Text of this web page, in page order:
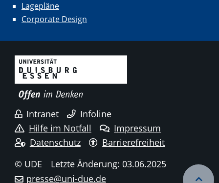
Lagepläne
Corporate Design
Intranet
Infoline
Hilfe im Notfall
Impressum
Datenschutz
Barrierefreiheit
© UDE
Letzte Änderung: 03.06.2025
presse@uni-due.de